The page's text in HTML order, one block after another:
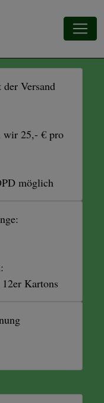
Versand
wir 25,- € pro
möglich
Kartons